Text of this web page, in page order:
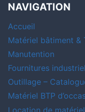
NAVIGATION
Accueil
Matériel bâtiment &
Manutention
Fournitures
Outillage –
Matériel BTP
Location de